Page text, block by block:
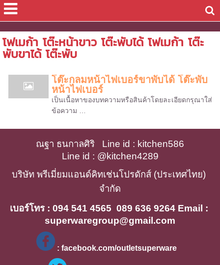
โฟเมก้า โต๊ะหน้าขาว โต๊ะพับได้ โฟเมก้า โต๊ะ
พับขาได้ โต๊ะพับ
โต๊ะกลมหน้าไฟเบอร์ขาพับได้ โต๊ะพับ
หน้าไฟเบอร์
เป็นเนื้อหาของบทความหรือสินค้าโดยละเอียดกรุณาใส่
ข้อความ …
ณฐา ธนกาลศิริ   Line id : kitchen586
Line id : @kitchen4289
บริษัท พรีเมี่ยมแอนด์คิทเช่นโปรดักส์ (ประเทศไทย)
จำกัด
เบอร์โทร : 094 541 4565  089 636 9264 Email :
superwaregroup@gmail.com
: facebook.com/outletsuperware